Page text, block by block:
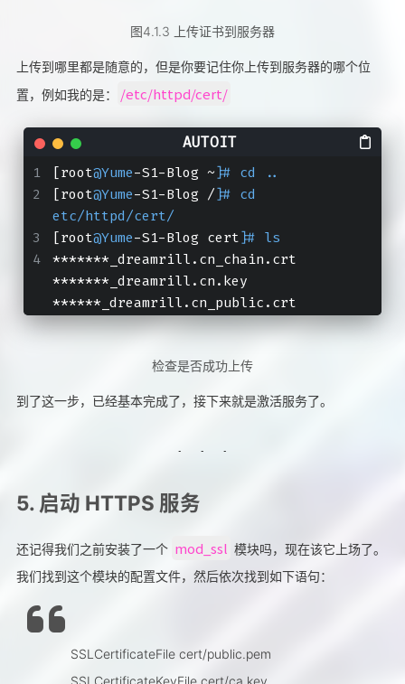
图4.1.3 上传证书到服务器
上传到哪里都是随意的，但是你要记住你上传到服务器的哪个位
置，例如我的是：
/etc/httpd/cert/
[root@Yume-S1-Blog ~]# cd ..
[root@Yume-S1-Blog /]# cd
etc/httpd/cert/
[root@Yume-S1-Blog cert]# ls
*******_dreamrill.cn_chain.crt
*******_dreamrill.cn.key
******_dreamrill.cn_public.crt
检查是否成功上传
到了这一步，已经基本完成了，接下来就是激活服务了。
5. 启动 HTTPS 服务
还记得我们之前安装了一个 mod_ssl 模块吗，现在该它上场了。
我们找到这个模块的配置文件，然后依次找到如下语句：
SSLCertificateFile cert/public.pem
SSLCertificateKeyFile cert/ca.key